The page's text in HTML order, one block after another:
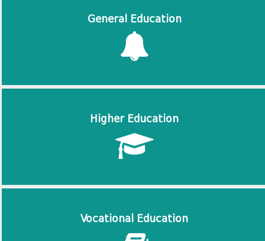
General Education
Higher Education
Vocational Education